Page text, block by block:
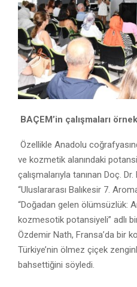
BAÇEM’in çalışmaları
Özellikle Anadolu
ve kozmetik alanındaki
çalışmalarıyla tanınan Doç.
“Uluslararası Balıkesir 7.
“Doğadan gelen ölümsüzlük:
kozmesotik potansiyeli” adlı
Özdemir Nath, Fransa’da bir
Türkiye’nin ölmez çiçek
bahsettiğini söyledi.